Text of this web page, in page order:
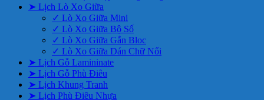
➤ Lịch Lò Xo Giữa
✓ Lò Xo Giữa Mini
✓ Lò Xo Giữa Bộ Số
✓ Lò Xo Giữa Gắn Bloc
✓ Lò Xo Giữa Dán Chữ Nổi
➤ Lịch Gỗ Lamininate
➤ Lịch Gỗ Phù Điêu
➤ Lịch Khung Tranh
➤ Lịch Phù Điêu Nhựa